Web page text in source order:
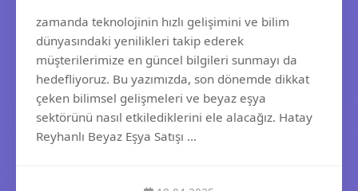
zamanda teknolojinin hızlı gelişimini ve bilim
dünyasındaki yenilikleri takip ederek
müşterilerimize en güncel bilgileri sunmayı da
hedefliyoruz. Bu yazımızda, son dönemde dikkat
çeken bilimsel gelişmeleri ve beyaz eşya
sektörünü nasıl etkilediklerini ele alacağız. Hatay
Reyhanlı Beyaz Eşya Satışı ...